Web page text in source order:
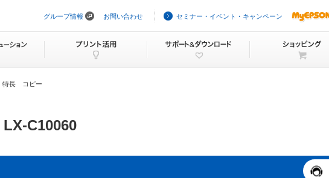
ビ
ョ
プ
グループ情報 お問い合わせ セミナー・イベント・キャンペーン
特長 コピー
LX-C10060